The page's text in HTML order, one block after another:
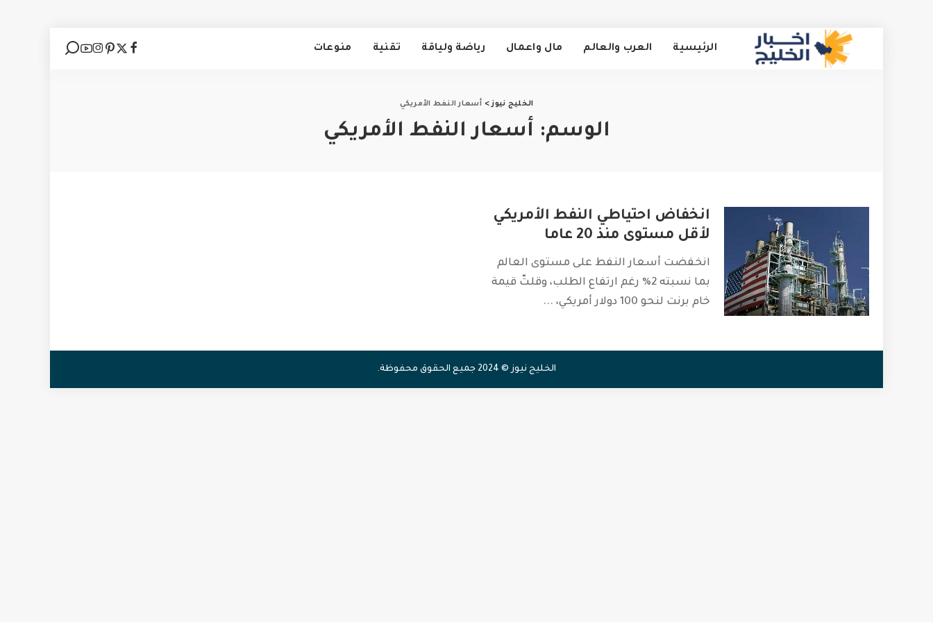
الرئيسية العرب والعالم مال واعمال رياضة ولياقة تقنية منوعات
الخليج نيوز> أسعار النفط الأمريكي
الوسم: أسعار النفط الأمريكي
انخفاض احتياطي النفط الأمريكي
لأقل مستوى منذ 20 عاما
انخفضت أسعار النفط على مستوى العالم
بما نسبته 2% رغم ارتفاع الطلب، وقلتّ قيمة
خام برنت لنحو 100 دولار أمريكي،
...
الخليج نيوز © 2024 جميع الحقوق محفوظة.